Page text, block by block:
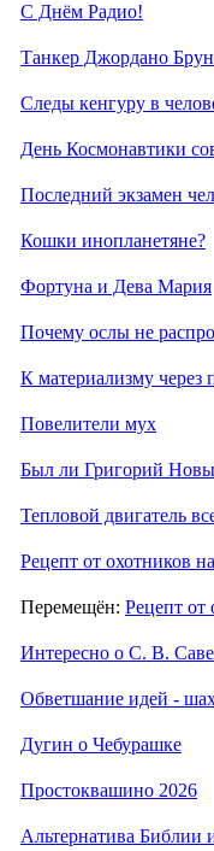
С Днём Радио!
Танкер Джордано
Следы кенгуру в
День Космонавтики
Последний экзамен
Кошки инопланетяне?
Фортуна и Дева Мария
Почему ослы не
К материализму через
Повелители мух
Был ли Григорий
Тепловой двигатель
Рецепт от охотников
Перемещён: Рецепт от
Интересно о С. В.
Обветшание идей -
Дугин о Чебурашке
Простоквашино 2026
Альтернатива Библии